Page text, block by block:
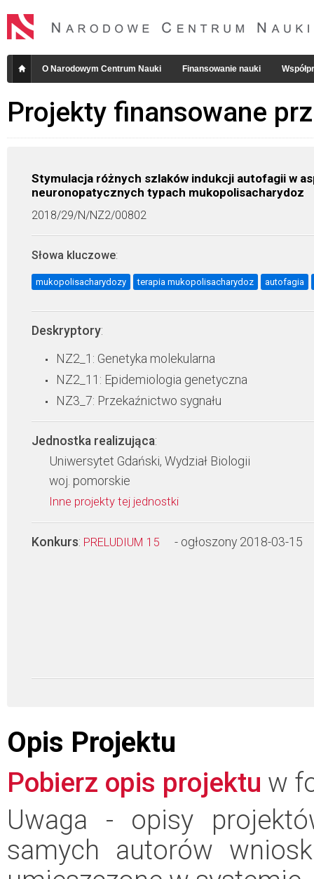
O Narodowym Centrum Nauki Finansowanie nauki
Projekty finansowane
Stymulacja różnych szlaków indukcji autofagii w
neuronopatycznych typach mukopolisacharydoz
2018/29/N/NZ2/00802
Słowa kluczowe:
mukopolisacharydozy terapia mukopolisacharydoz autofagia
Deskryptory:
NZ2_1: Genetyka molekularna
NZ2_11: Epidemiologia genetyczna
NZ3_7: Przekaźnictwo sygnału
Jednostka realizująca:
Uniwersytet Gdański, Wydział Biologii
woj. pomorskie
Inne projekty tej jednostki
Konkurs: PRELUDIUM 15 - ogłoszony 2018-03-15
Opis Projektu
Pobierz opis projektu w
Uwaga - opisy
samych autorów